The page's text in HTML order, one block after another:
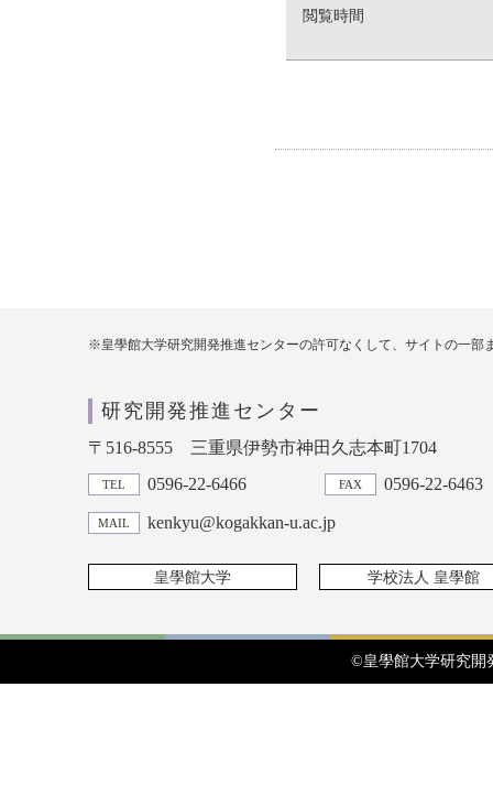
閲覧時間
※皇學館大学研究開発推進センターの許可なくして、サイトの一
研究開発推進センター
〒516-8555 三重県伊勢市神田久志本町1704
TEL 0596-22-6466 FAX 0596-22-6463
MAIL kenkyu@kogakkan-u.ac.jp
皇學館大学 学校法人 皇學館
©皇學館大学研究開